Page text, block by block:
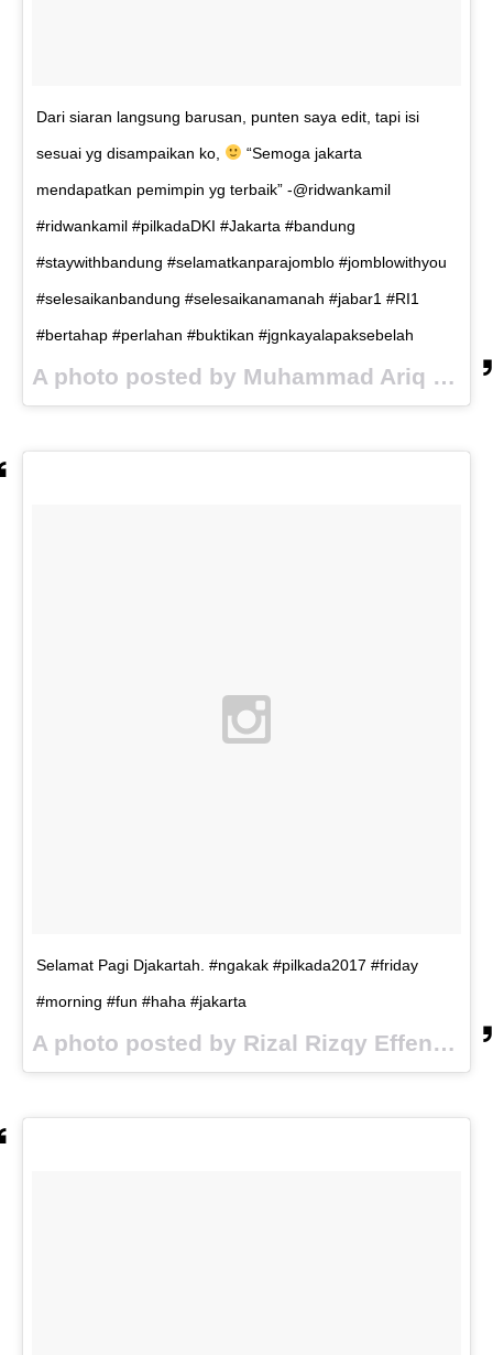
Dari siaran langsung barusan, punten saya edit, tapi isi
sesuai yg disampaikan ko, “Semoga jakarta
mendapatkan pemimpin yg terbaik” -@ridwankamil
#ridwankamil #pilkadaDKI #Jakarta #bandung
#staywithbandung #selamatkanparajomblo #jomblowithyou
#selesaikanbandung #selesaikanamanah #jabar1 #RI1
#bertahap #perlahan #buktikan #jgnkayalapaksebelah
A photo posted by Muhammad Ariq Luthfi (@ariqwho) on
Selamat Pagi Djakartah. #ngakak #pilkada2017 #friday
#morning #fun #haha #jakarta
A photo posted by Rizal Rizqy Effendy (@rizalrizqyeffendy) on